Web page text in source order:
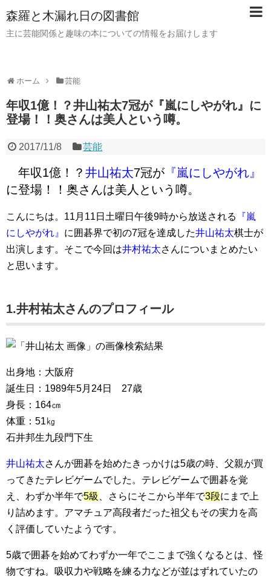
森羅と木漏れ日の図書館
主に芸能関係と趣味の本についての情報をお届けします
ホーム 芸能
年収1億！？井山祐太7冠が『嵐にしやがれ』に
登場！！奥さんは美人という噂。
2017/11/8 芸能
年収1億！？ 井山祐太7冠が 『嵐にしやがれ』
に登場！！奥さんは美人という噂。
こんにちは。11月11日土曜日午後9時から放送される
『嵐
にしやがれ』 に囲碁界で初の7冠を達成した井山祐太棋士が
出演します。そこで今回は井村祐太さんについまとめたい
と思います。
1.井村祐太さんのプロフィール
出身地：大阪府
誕生日：1989年5月24日 27歳
身長：164㎝
体重：51㎏
石井邦生九段門下生
井山祐太さんが囲碁を始めたきっかけは5歳の時、父親が買
ってきたテレビゲームでした。テレビゲームで囲碁を覚
え、わずか半年で5級 、さらにそこから半年で3段にまで上
り詰めます。アマチュア高段者だった祖父もその実力を高
く評価していたようです。
5歳で囲碁を始めてわずか一年でここまで強くなるとは、怪
物ですね。吸収力や戦略を練る力などが並はずれていたの